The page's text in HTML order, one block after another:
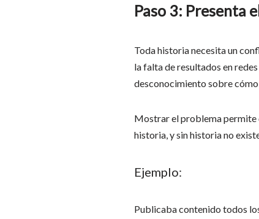
Paso 3: Presenta
Toda historia necesita un
la falta de resultados en
desconocimiento sobre
Mostrar el problema permite
historia, y sin historia no
Ejemplo:
Publicaba contenido todos